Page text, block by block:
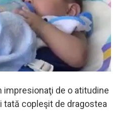
de o atitudine
tată copleşit de dragostea